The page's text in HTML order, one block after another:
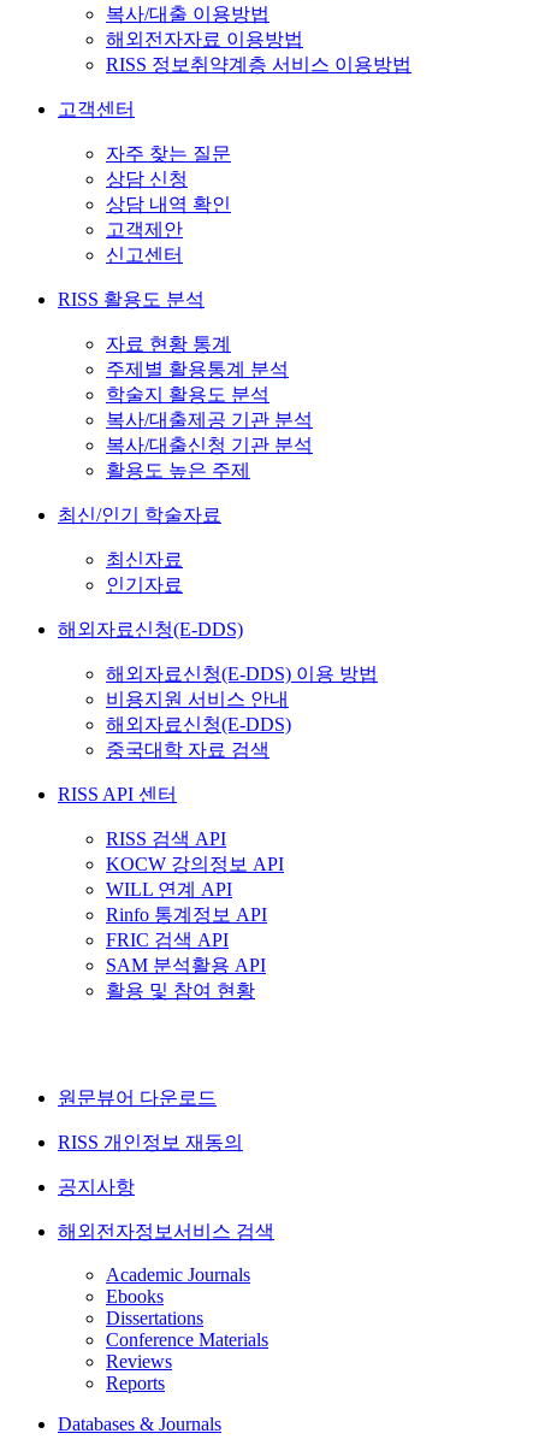
복사/대출 이용방법
해외전자자료 이용방법
RISS 정보취약계층 서비스 이용방법
고객센터
자주 찾는 질문
상담 신청
상담 내역 확인
고객제안
신고센터
RISS 활용도 분석
자료 현황 통계
주제별 활용통계 분석
학술지 활용도 분석
복사/대출제공 기관 분석
복사/대출신청 기관 분석
활용도 높은 주제
최신/인기 학술자료
최신자료
인기자료
해외자료신청(E-DDS)
해외자료신청(E-DDS) 이용 방법
비용지원 서비스 안내
해외자료신청(E-DDS)
중국대학 자료 검색
RISS API 센터
RISS 검색 API
KOCW 강의정보 API
WILL 연계 API
Rinfo 통계정보 API
FRIC 검색 API
SAM 분석활용 API
활용 및 참여 현황
원문뷰어 다운로드
RISS 개인정보 재동의
공지사항
해외전자정보서비스 검색
Academic Journals
Ebooks
Dissertations
Conference Materials
Reviews
Reports
Databases & Journals